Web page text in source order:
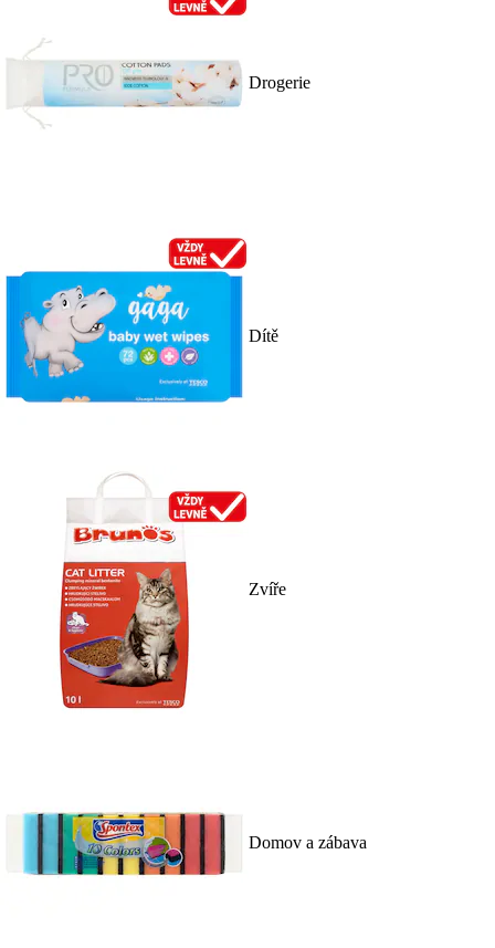
Drogerie
Dítě
Zvíře
Domov a zábava